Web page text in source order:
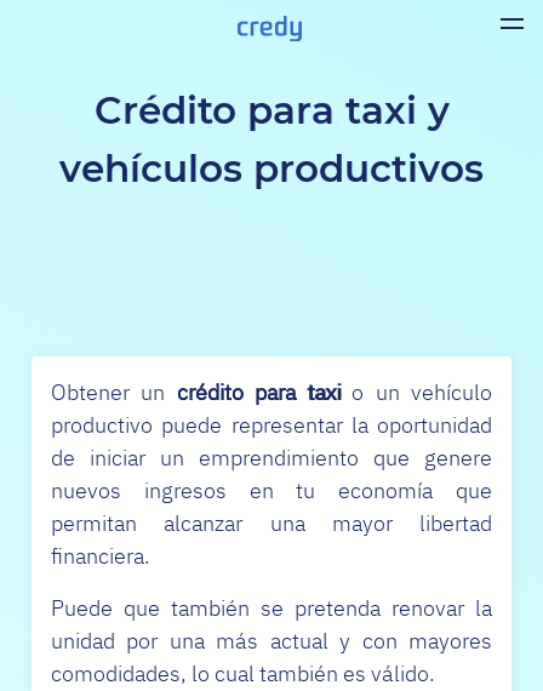
Crédito para taxi y
vehículos productivos
Obtener un crédito para taxio un vehículo
productivo puede representar la oportunidad
de iniciar un emprendimiento que genere
nuevos ingresos en tu economía que
permitan alcanzar una mayor libertad
financiera.
Puede que también se pretenda renovar la
unidad por una más actual y con mayores
comodidades, lo cual también es válido.